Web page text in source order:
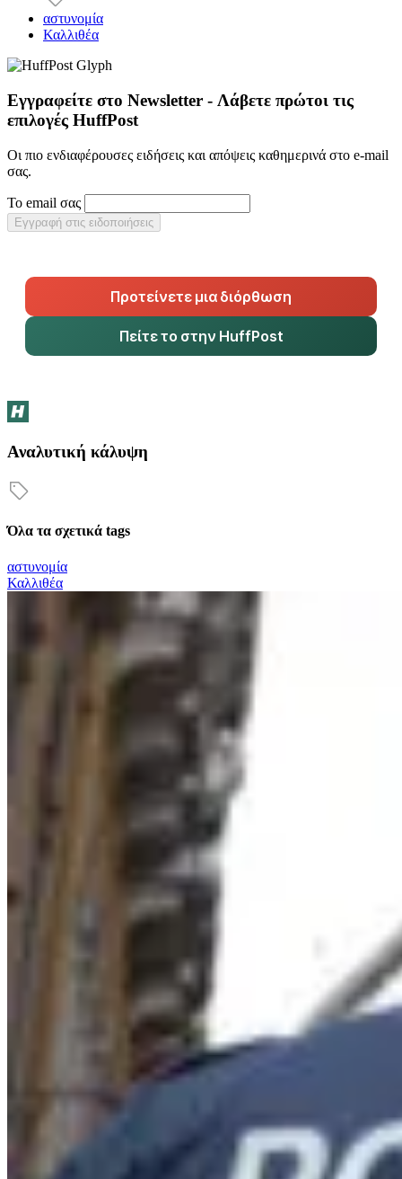
αστυνομία
Καλλιθέα
Εγγραφείτε στο Newsletter - Λάβετε πρώτοι τις
επιλογές HuffPost
Οι πιο ενδιαφέρουσες ειδήσεις και απόψεις καθημερινά στο e-mail
σας.
Το email σας
Εγγραφή στις ειδοποιήσεις
Προτείνετε μια διόρθωση
Πείτε το στην HuffPost
Αναλυτική κάλυψη
Όλα τα σχετικά tags
αστυνομία
Καλλιθέα